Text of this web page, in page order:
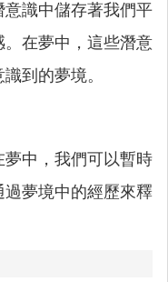
識中儲存著我們平
在夢中，這些潛意
到的夢境。
中，我們可以暫時
夢境中的經歷來釋